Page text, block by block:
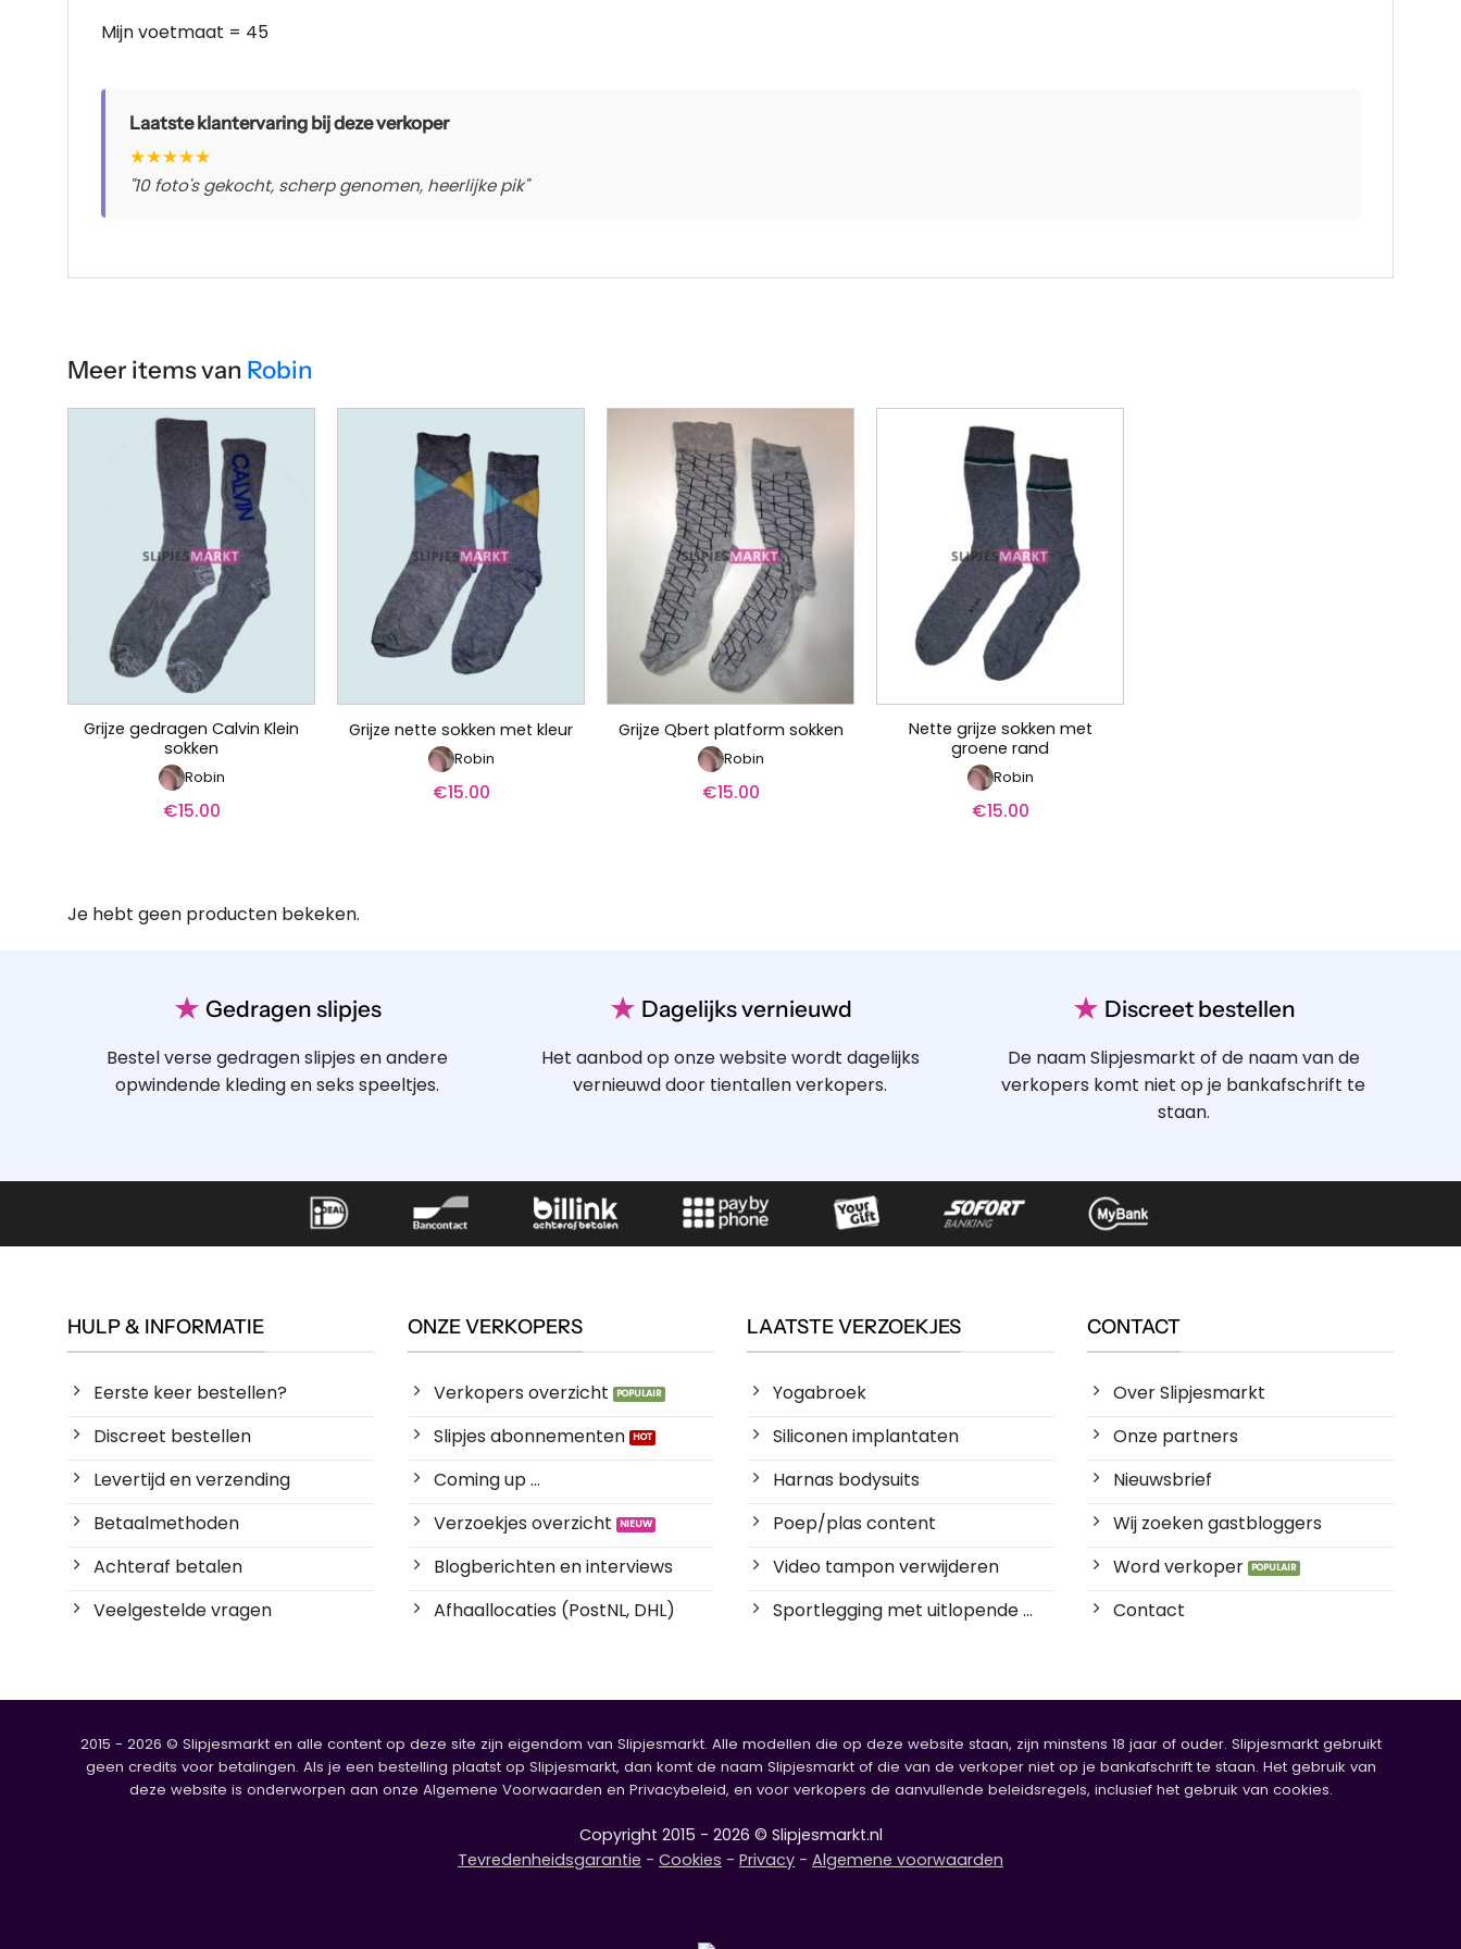
Mijn voetmaat = 45
Laatste klantervaring bij deze verkoper
★★★★★
"10 foto's gekocht, scherp genomen, heerlijke pik"
Meer items van Robin
Grijze gedragen Calvin Klein
sokken
Robin
€15.00
Grijze nette sokken met kleur
Robin
€15.00
Grijze Qbert platform sokken
Robin
€15.00
Nette grijze sokken met
groene rand
Robin
€15.00
Je hebt geen producten bekeken.
★ Gedragen slipjes
Bestel verse gedragen slipjes en andere
opwindende kleding en seks speeltjes.
★ Dagelijks vernieuwd
Het aanbod op onze website wordt dagelijks
vernieuwd door tientallen verkopers.
★ Discreet bestellen
De naam Slipjesmarkt of de naam van de
verkopers komt niet op je bankafschrift te
staan.
HULP & INFORMATIE
Eerste keer bestellen?
Discreet bestellen
Levertijd en verzending
Betaalmethoden
Achteraf betalen
Veelgestelde vragen
ONZE VERKOPERS
Verkopers overzicht
Slipjes abonnementen
Coming up ...
Verzoekjes overzicht
Blogberichten en interviews
Afhaallocaties (PostNL, DHL)
LAATSTE VERZOEKJES
Yogabroek
Siliconen implantaten
Harnas bodysuits
Poep/plas content
Video tampon verwijderen
Sportlegging met uitlopende ...
CONTACT
Over Slipjesmarkt
Onze partners
Nieuwsbrief
Wij zoeken gastbloggers
Word verkoper
Contact
2015 - 2026 © Slipjesmarkt en alle content op deze site zijn eigendom van Slipjesmarkt. Alle modellen die op deze website staan, zijn minstens 18 jaar of ouder. Slipjesmarkt gebruikt
geen credits voor betalingen. Als je een bestelling plaatst op Slipjesmarkt, dan komt de naam Slipjesmarkt of die van de verkoper niet op je bankafschrift te staan. Het gebruik van
deze website is onderworpen aan onze Algemene Voorwaarden en Privacybeleid, en voor verkopers de aanvullende beleidsregels, inclusief het gebruik van cookies.
Copyright 2015 - 2026 © Slipjesmarkt.nl
Tevredenheidsgarantie - Cookies - Privacy - Algemene voorwaarden